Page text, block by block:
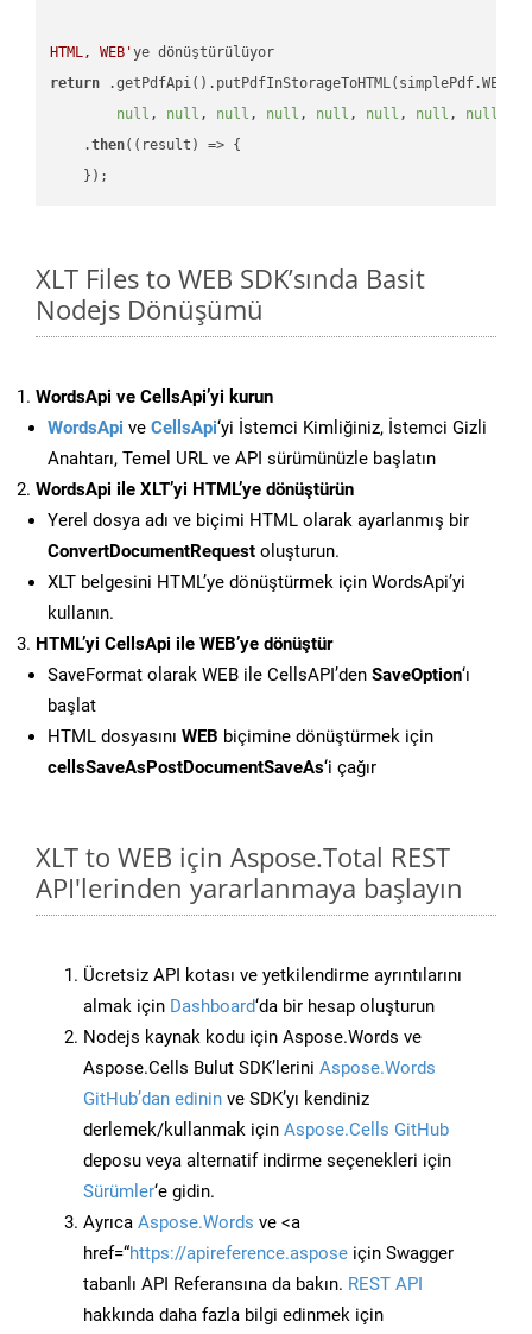
HTML, WEB'
return
null , null , null , null , null , null , null , null
    .
then( (result) => {
XLT Files to WEB SDK’sında Basit
Nodejs Dönüşümü
WordsApi ve CellsApi’yi kurun
WordsApi ve CellsApi‘yi İstemci Kimliğiniz, İstemci Gizli
Anahtarı, Temel URL ve API sürümünüzle başlatın
WordsApi ile XLT’yi HTML’ye dönüştürün
Yerel dosya adı ve biçimi HTML olarak ayarlanmış bir
ConvertDocumentRequest oluşturun.
XLT belgesini HTML’ye dönüştürmek için WordsApi’yi
kullanın.
HTML’yi CellsApi ile WEB’ye dönüştür
SaveFormat olarak WEB ile CellsAPI’den SaveOption‘ı
başlat
HTML dosyasını WEB biçimine dönüştürmek için
cellsSaveAsPostDocumentSaveAs‘i çağır
XLT to WEB için Aspose.Total REST
API'lerinden yararlanmaya başlayın
Ücretsiz API kotası ve yetkilendirme ayrıntılarını
almak için Dashboard‘da bir hesap oluşturun
Nodejs kaynak kodu için Aspose.Words ve
Aspose.Cells Bulut SDK’lerini Aspose.Words
GitHub’dan edinin ve SDK’yı kendiniz
derlemek/kullanmak için Aspose.Cells GitHub
deposu veya alternatif indirme seçenekleri için
Sürümler‘e gidin.
Ayrıca Aspose.Words ve <a
href=“https://apireference.aspose için Swagger
tabanlı API Referansına da bakın. REST API
hakkında daha fazla bilgi edinmek için